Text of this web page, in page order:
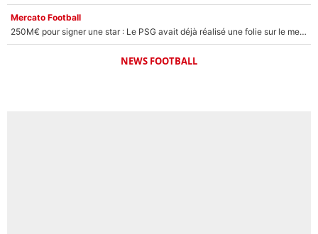
Mercato Football
250M€ pour signer une star : Le PSG avait déjà réalisé une folie sur le mercato bien avant Neymar !
NEWS FOOTBALL